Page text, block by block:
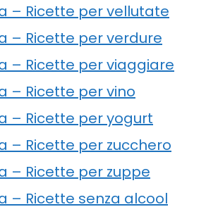
– Ricette per vellutate
– Ricette per verdure
– Ricette per viaggiare
– Ricette per vino
– Ricette per yogurt
– Ricette per zucchero
– Ricette per zuppe
– Ricette senza alcool